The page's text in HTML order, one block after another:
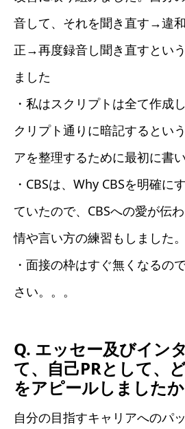
音して、それを聞き直す→違
正→再度録音し聞き直すとい
ました
・私はスクリプトは全て作成
クリプト通りに暗記するとい
アを整理するために最初に書
・CBSは、Why CBSを明確に
ていたので、CBSへの愛が伝
情や言い方の練習もしました。
・面接の枠はすぐ無くなるの
さい。。。
Q. エッセー及びイン
て、自己PRとして、
をアピールしましたか
自分の目指すキャリアへのパ